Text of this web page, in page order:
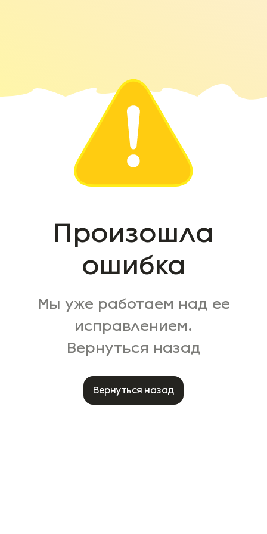
Произошла
ошибка
Мы уже работаем над ее
исправлением.
Вернуться назад
Вернуться назад